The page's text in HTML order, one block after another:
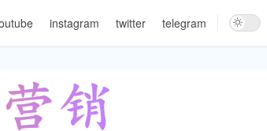
instagram twitter telegram